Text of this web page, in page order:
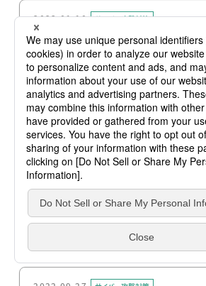
2023.01.10 サイバー攻撃対策
2023年のセキュリティ脅威に備
2022.11.15 サイバー攻撃対策
船舶のサイバーセキュリティガイ
2022.10.25 サイバー攻撃対策
セキュリティ対策における多層防
2022.10.11 サイバー攻撃対策